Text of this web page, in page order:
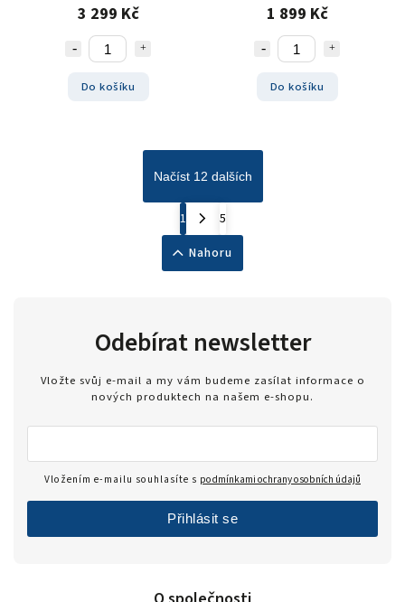
3 299 Kč
Do košíku
1 899 Kč
Do košíku
Načíst 12 dalších
1
5
Nahoru
Odebírat newsletter
Vložte svůj e-mail a my vám budeme zasílat informace o
nových produktech na našem e-shopu.
Vložením e-mailu souhlasíte s podmínkami ochrany osobních údajů
Přihlásit se